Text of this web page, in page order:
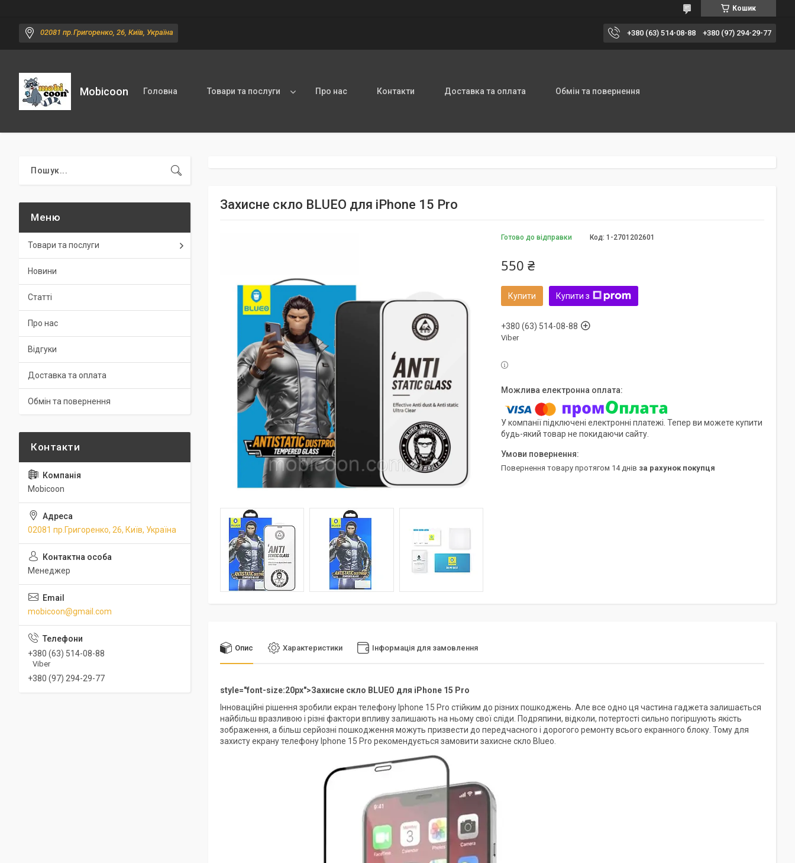
Кошик
02081 пр.Григоренко, 26, Київ, Україна +380 (63) 514-08-88 +380 (97) 294-29-77
Mobicoon Головна Товари та послуги Про нас Контакти Доставка та оплата Обмін та повернення
Захисне скло BLUEO для iPhone 15 Pro
Готово до відправки Код: 1-2701202601
550 ₴
Купити Купити з
+380 (63) 514-08-88
Viber
У компанії підключені електронні платежі. Тепер ви можете купити
будь-який товар не покидаючи сайту.
повернення товару протягом 14 днів за рахунок покупця
Опис Характеристики Інформація для замовлення
style="font-size:20px">Захисне скло BLUEO для iPhone 15 Pro
Інноваційні рішення зробили екран телефону Iphone 15 Pro стійким до різних пошкоджень. Але все одно ця частина гаджета залишається
найбільш вразливою і різні фактори впливу залишають на ньому свої сліди. Подряпини, відколи, потертості сильно погіршують якість
зображення, а більш серйозні пошкодження можуть призвести до передчасного і дорогого ремонту всього екранного блоку. Тому для
захисту екрану телефону Iphone 15 Pro рекомендується замовити захисне скло Blueo.
Товари та послуги
Новини
Статті
Про нас
Відгуки
Доставка та оплата
Обмін та повернення
Mobicoon
02081 пр.Григоренко, 26, Київ, Україна
Менеджер
mobicoon@gmail.com
+380 (63) 514-08-88
Viber
+380 (97) 294-29-77